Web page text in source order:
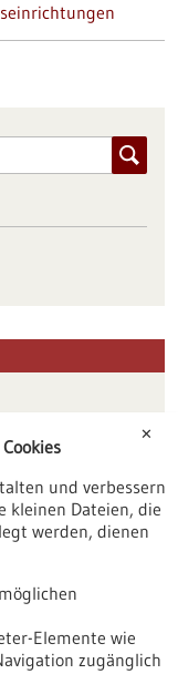
✕
und verbessern
kleinen Dateien, die
werden, dienen
Elemente wie
zugänglich